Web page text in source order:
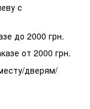
с
до 2000 грн.
от 2000 грн.
дверям/